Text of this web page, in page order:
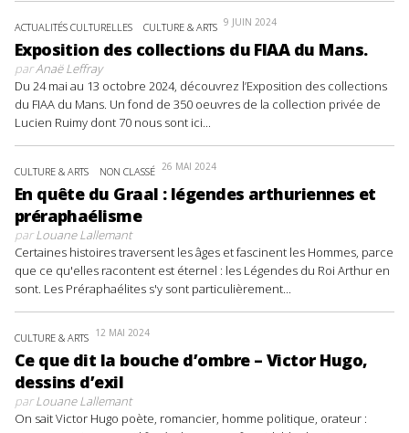
ACTUALITÉS CULTURELLES CULTURE & ARTS 9 JUIN 2024
Exposition des collections du FIAA du Mans.
parAnaë Leffray
Du 24 mai au 13 octobre 2024, découvrez l’Exposition des collections
du FIAA du Mans. Un fond de 350 oeuvres de la collection privée de
Lucien Ruimy dont 70 nous sont ici...
CULTURE & ARTS NON CLASSÉ 26 MAI 2024
En quête du Graal : légendes arthuriennes et
préraphaélisme
parLouane Lallemant
Certaines histoires traversent les âges et fascinent les Hommes, parce
que ce qu'elles racontent est éternel : les Légendes du Roi Arthur en
sont. Les Préraphaélites s'y sont particulièrement...
CULTURE & ARTS 12 MAI 2024
Ce que dit la bouche d’ombre – Victor Hugo,
dessins d’exil
parLouane Lallemant
On sait Victor Hugo poète, romancier, homme politique, orateur :